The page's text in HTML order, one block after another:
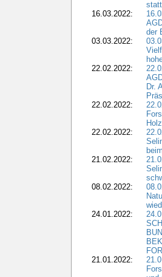
16.03.2022:
der
03.03.2022:
22.02.2022:
Dr.
22.02.2022:
22.02.2022:
21.02.2022:
08.02.2022:
24.01.2022:
21.01.2022: